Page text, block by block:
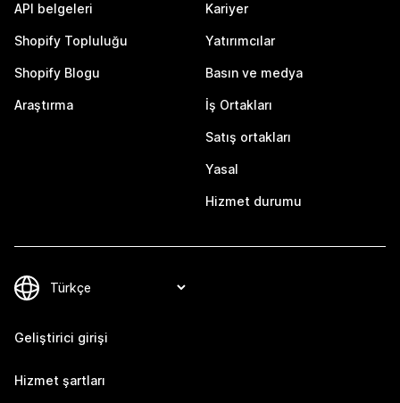
API belgeleri
Shopify Topluluğu
Shopify Blogu
Araştırma
Kariyer
Yatırımcılar
Basın ve medya
İş Ortakları
Satış ortakları
Yasal
Hizmet durumu
Geliştirici girişi
Hizmet şartları